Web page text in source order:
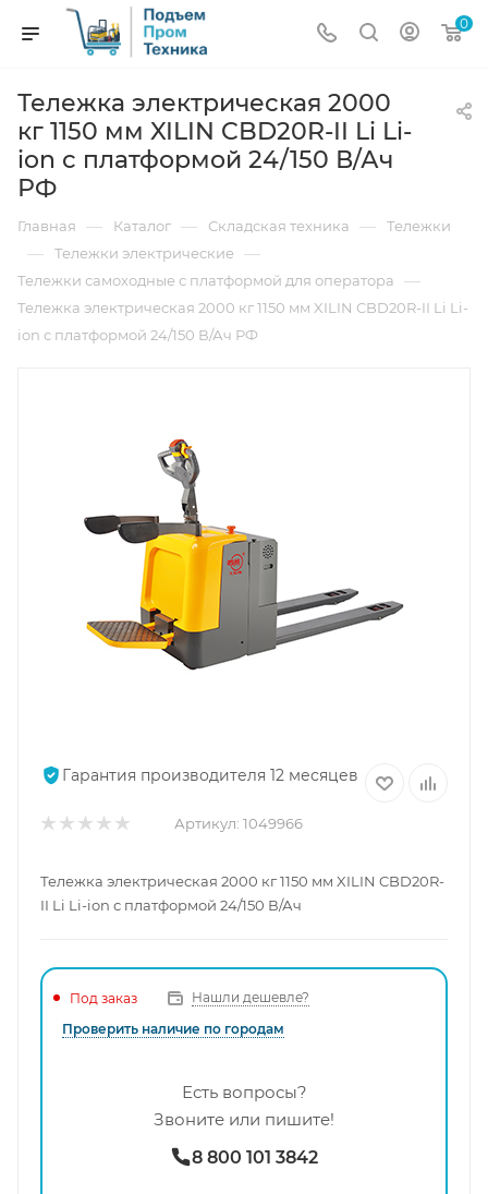
0
Тележка электрическая 2000
кг 1150 мм XILIN CBD20R-II Li Li-
ion с платформой 24/150 В/Ач
РФ
Главная — Каталог — Складская техника — Тележки
— Тележки электрические —
Тележки самоходные с платформой для оператора —
Тележка электрическая 2000 кг 1150 мм XILIN CBD20R-II Li Li-
ion с платформой 24/150 В/Ач РФ
Гарантия производителя 12 месяцев
Артикул: 1049966
Тележка электрическая 2000 кг 1150 мм XILIN CBD20R-
II Li Li-ion с платформой 24/150 В/Ач
Под заказ
Нашли дешевле?
Проверить наличие по городам
Есть вопросы?
Звоните или пишите!
8 800 101 3842